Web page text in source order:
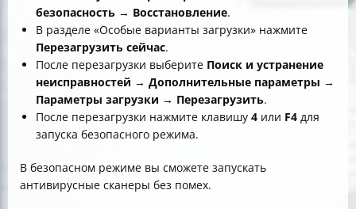
безопасность → Восстановление.
В разделе «Особые варианты загрузки» нажмите
Перезагрузить сейчас.
После перезагрузки выберите Поиск и устранение
неисправностей → Дополнительные параметры →
Параметры загрузки → Перезагрузить.
После перезагрузки нажмите клавишу 4 или F4 для
запуска безопасного режима.
В безопасном режиме вы сможете запускать
антивирусные сканеры без помех.